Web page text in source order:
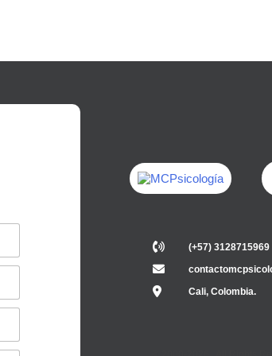
(+57) 3128715969
Cali, Colombia.